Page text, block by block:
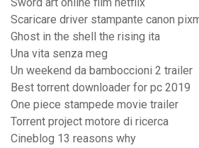
Sword art online film netflix
Scaricare driver stampante canon
Ghost in the shell the rising ita
Una vita senza meg
Un weekend da bamboccioni 2 trailer
Best torrent downloader for pc 2019
One piece stampede movie trailer
Torrent project motore di ricerca
Cineblog 13 reasons why